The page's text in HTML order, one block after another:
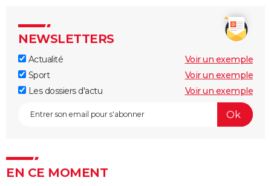
NEWSLETTERS
Actualité
Voir un exemple
Sport
Voir un exemple
Les dossiers d'actu
Voir un exemple
EN CE MOMENT